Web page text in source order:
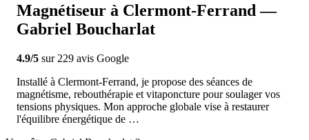
Magnétiseur à Clermont-Ferrand —
Gabriel Boucharlat
4.9/5 sur 229 avis Google
Installé à Clermont-Ferrand, je propose des séances de
magnétisme, rebouthérapie et vitaponcture pour soulager vos
tensions physiques. Mon approche globale vise à restaurer
l'équilibre énergétique de …